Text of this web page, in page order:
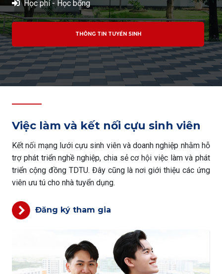
Học phí - Học bổng
THÔNG TIN TUYỂN SINH
Việc làm và kết nối cựu sinh viên
Kết nối mạng lưới cựu sinh viên và doanh nghiệp nhằm hỗ
trợ phát triển nghề nghiệp, chia sẻ cơ hội việc làm và phát
triển cộng đồng TDTU. Đây cũng là nơi giới thiệu các ứng
viên ưu tú cho nhà tuyển dụng.
Đăng ký tham gia